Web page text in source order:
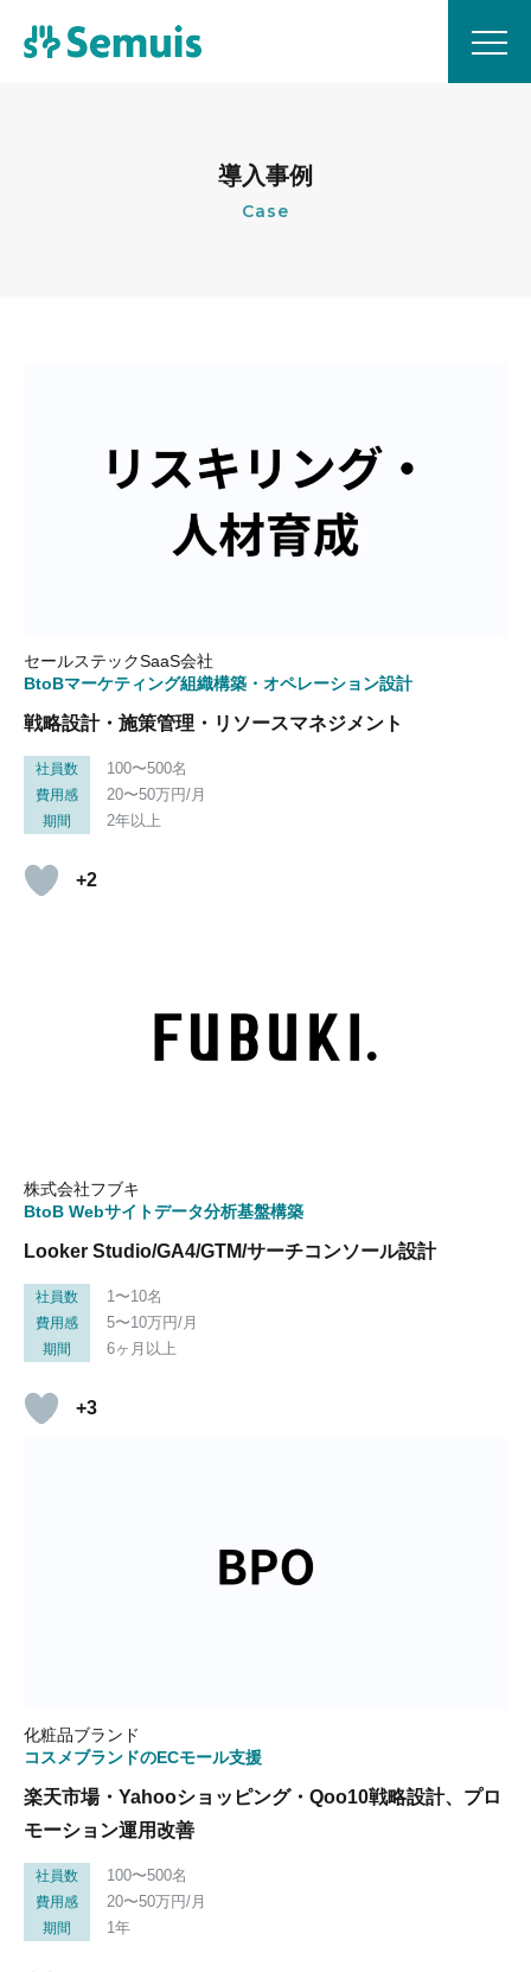
導入事例
Case
セールステックSaaS会社
BtoBマーケティング組織構築・オペレーション設計
戦略設計・施策管理・リソースマネジメント
社員数 100〜500名
費用感 20〜50万円/月
期間 2年以上
+2
株式会社フブキ
BtoB Webサイトデータ分析基盤構築
Looker Studio/GA4/GTM/サーチコンソール設計
社員数 1〜10名
費用感 5〜10万円/月
期間 6ヶ月以上
+3
化粧品ブランド
コスメブランドのECモール支援
楽天市場・Yahooショッピング・Qoo10戦略設計、プロ
モーション運用改善
社員数 100〜500名
費用感 20〜50万円/月
期間 1年